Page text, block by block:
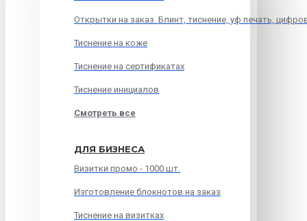
Открытки на заказ. Блинт, тиснение, уф печать,
Тиснение на коже
Тиснение на сертификатах
Тиснение инициалов
Смотреть все
ДЛЯ БИЗНЕСА
Визитки промо - 1000 шт.
Изготовление блокнотов на заказ
Тиснение на визитках